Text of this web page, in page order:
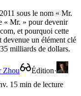
sous le nom « Mr.
« Mr. » pour devenir
et pourquoi cette
devenue un élément clé
milliards de dollars.
Zhou Édition·
15 min de lecture